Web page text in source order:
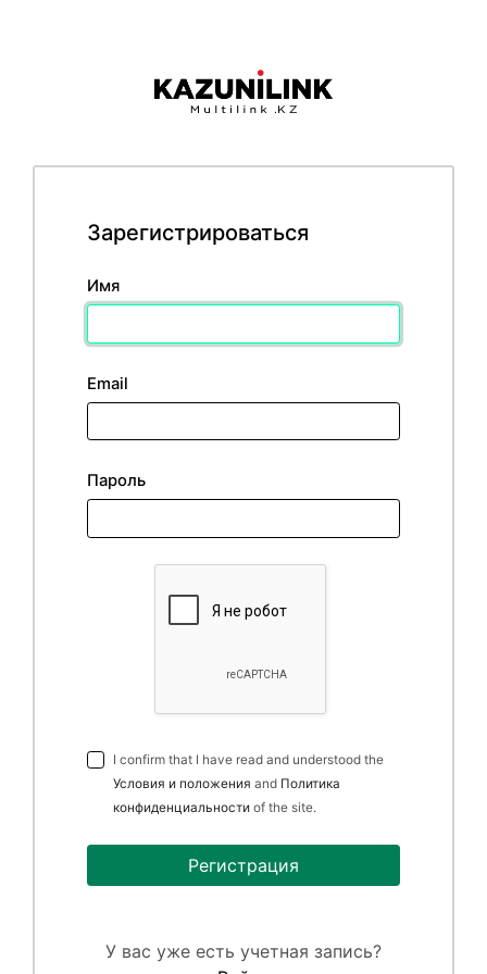
Зарегистрироваться
Имя
Email
Пароль
I confirm that I have read and understood the
Условия и положения and Политика
конфиденциальности of the site.
Регистрация
У вас уже есть учетная запись?